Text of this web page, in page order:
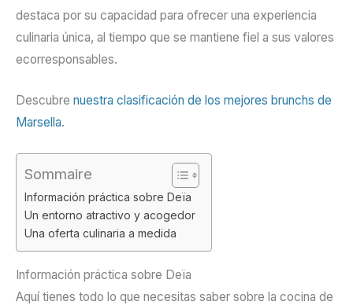
destaca por su capacidad para ofrecer una experiencia
culinaria única, al tiempo que se mantiene fiel a sus valores
ecorresponsables.
Descubre nuestra clasificación de los mejores brunchs de
Marsella.
Sommaire
Información práctica sobre Deïa
Un entorno atractivo y acogedor
Una oferta culinaria a medida
Información práctica sobre Deïa
Aquí tienes todo lo que necesitas saber sobre la cocina de